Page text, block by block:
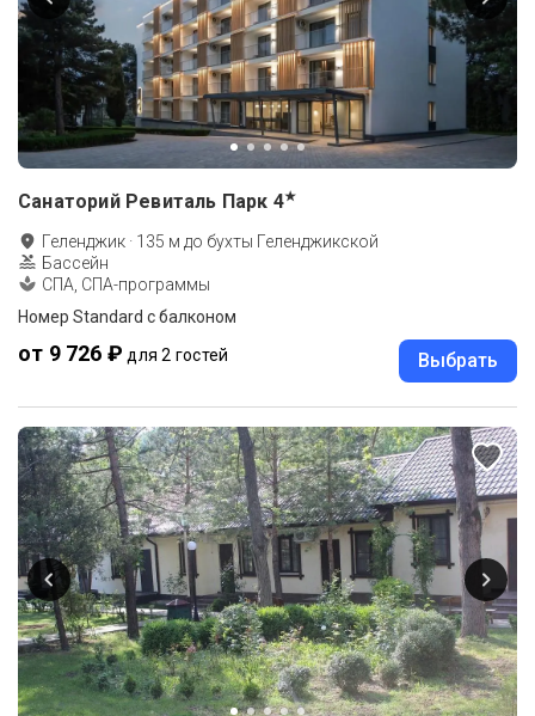
Санаторий Ревиталь Парк 4★
Геленджик · 135 м до бухты Геленджикской
Бассейн
СПА, СПА-программы
Номер Standard с балконом
от 9 726 ₽ для 2 гостей Выбрать